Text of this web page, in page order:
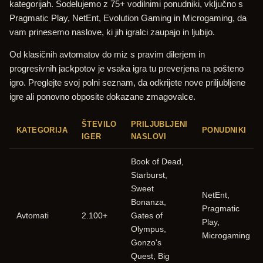
kategorijah. Sodelujemo z 75+ vodilnimi ponudniki, vključno s
Pragmatic Play, NetEnt, Evolution Gaming in Microgaming, da
vam prinesemo naslove, ki jih igralci zaupajo in ljubijo.
Od klasičnih avtomatov do miz s pravim dilerjem in
progresivnih jackpotov je vsaka igra tu preverjena na pošteno
igro. Preglejte svoj polni seznam, da odkrijete nove priljubljene
igre ali ponovno obposite dokazane zmagovalce.
KATEGORIJA
ŠTEVILO
IGER
PRILJUBLJENI
NASLOVI
PONUDNIKI
Avtomati 2.100+
Book of Dead,
Starburst,
Sweet
Bonanza,
Gates of
Olympus,
Gonzo's
Quest, Big
NetEnt,
Pragmatic
Play,
Microgaming